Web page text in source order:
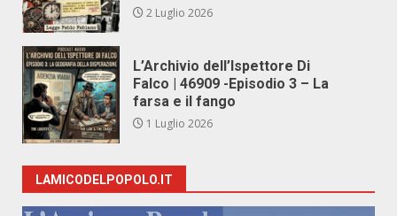
2 Luglio 2026
L’Archivio dell’Ispettore Di
Falco | 46909 -Episodio 3 – La
farsa e il fango
1 Luglio 2026
LAMICODELPOPOLO.IT